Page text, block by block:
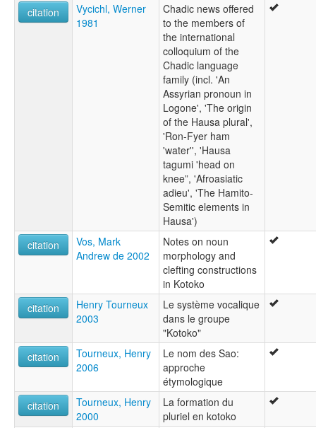
citation
Vycichl, Werner
1981
Chadic news offered
to the members of
the international
colloquium of the
Chadic language
family (incl. 'An
Assyrian pronoun in
Logone', 'The origin
of the Hausa plural',
'Ron-Fyer ham
'water'', 'Hausa
tagumi 'head on
knee”, 'Afroasiatic
adieu', 'The Hamito-
Semitic elements in
Hausa')
citation
Vos, Mark
Andrew de 2002
Notes on noun
morphology and
clefting constructions
in Kotoko
citation
Henry Tourneux
2003
Le système vocalique
dans le groupe
"Kotoko"
citation
Tourneux, Henry
2006
Le nom des Sao:
approche
étymologique
citation
Tourneux, Henry
2000
La formation du
pluriel en kotoko